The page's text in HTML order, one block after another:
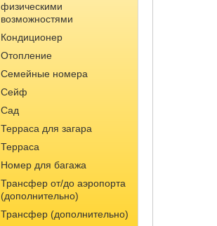
физическими
возможностями
Кондиционер
Отопление
Семейные номера
Сейф
Сад
Терраса для загара
Терраса
Номер для багажа
Трансфер от/до аэропорта
(дополнительно)
Трансфер (дополнительно)